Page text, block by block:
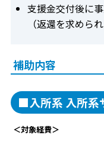
支援金交付後に
（返還を求めら
補助内容
■入所系 入所系
＜対象経費＞